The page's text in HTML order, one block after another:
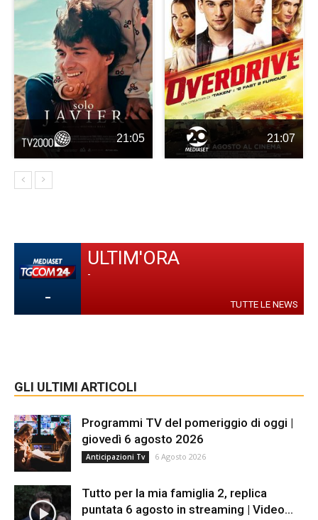
21:05 21:07
-
ULTIM'ORA
-
TUTTE LE NEWS
GLI ULTIMI ARTICOLI
Programmi TV del pomeriggio di oggi |
giovedì 6 agosto 2026
Anticipazioni Tv 6 Agosto 2026
Tutto per la mia famiglia 2, replica
puntata 6 agosto in streaming | Video...